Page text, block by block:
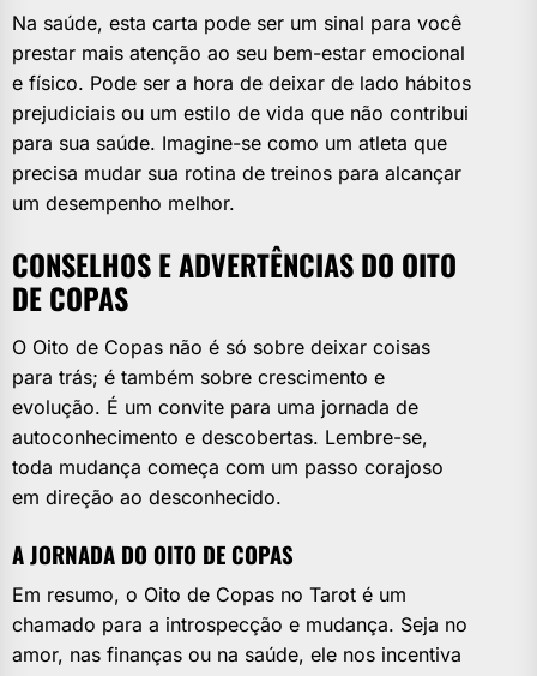
Na saúde, esta carta pode ser um sinal para você
prestar mais atenção ao seu bem-estar emocional
e físico. Pode ser a hora de deixar de lado hábitos
prejudiciais ou um estilo de vida que não contribui
para sua saúde. Imagine-se como um atleta que
precisa mudar sua rotina de treinos para alcançar
um desempenho melhor.
CONSELHOS E ADVERTÊNCIAS DO OITO
DE COPAS
O Oito de Copas não é só sobre deixar coisas
para trás; é também sobre crescimento e
evolução. É um convite para uma jornada de
autoconhecimento e descobertas. Lembre-se,
toda mudança começa com um passo corajoso
em direção ao desconhecido.
A JORNADA DO OITO DE COPAS
Em resumo, o Oito de Copas no Tarot é um
chamado para a introspecção e mudança. Seja no
amor, nas finanças ou na saúde, ele nos incentiva